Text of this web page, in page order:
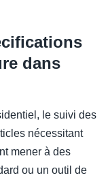
dans
le suivi des
nécessitant
mener à des
ou un outil de